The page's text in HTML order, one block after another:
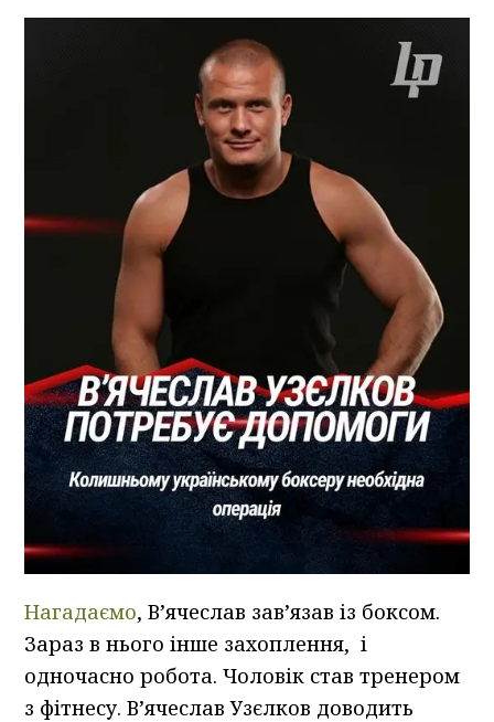
Нагадаємо, Вʼячеслав зав’язав із боксом.
Зараз в нього інше захоплення, і
одночасно робота. Чоловік став тренером
з фітнесу.В’ячеслав Узєлков доводить